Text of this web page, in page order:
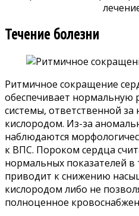
Течение болезни
Ритмичное сокращение
обеспечивает нормальную
системы, ответственной
кислородом. Из-за
наблюдаются
к ВПС. Пороком сердца
нормальных показателей в
приводит к снижению
кислородом либо не
полноценное